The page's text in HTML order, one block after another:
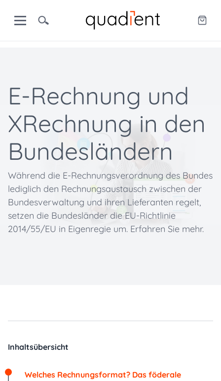
E-Rechnung und
XRechnung in den
Bundesländern
Während die E-Rechnungsverordnung des Bundes
lediglich den Rechnungsaustausch zwischen der
Bundesverwaltung und ihren Lieferanten regelt,
setzen die Bundesländer die EU-Richtlinie
2014/55/EU in Eigenregie um. Erfahren Sie mehr.
Inhaltsübersicht
Welches Rechnungsformat? Das föderale